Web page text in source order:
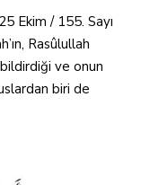
Ekim / 155. Sayı
Rasûlullah
ve onun
biri de